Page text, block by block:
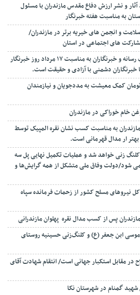
و نشر ارزش دفاع مقدس مازندران با مسئول
به مناسبت هفته خبرنگار
سلامت و انجمن های خیریه برتر در مازندران/
های اجتماعی در استان
برگزاری آئین تجلیل از اصحاب رسانه و خبرنگاران به مناسبت ۱۷ مرداد روز خبرنگار
دشمنی با آزادی و حقیقت است.
از ۴۰۰ میلیارد تومان کمک معیشت به مددجویان و نیازمندان
به مناسبت کسب نشان نقره المپیک توسط
ار مدال قهرمانی است.
کلنگ زنی خواهد شد و عملیات تکمیل نهایی پل سه
شود/دولت وفاق ملی متشکل از همه گرایش‌ها و
نیرو‌های مسلح کشور از زحمات فرمانده سپاه
پس از کسب مدال نقره پهلوان مازندرانی
ابن جعفر (ع) و کلنگ‌زنی حسینیه روستای
در مقابل استکبار جهانی است/ انتقام شهادت آقای
گمنام در شهرستان نکا